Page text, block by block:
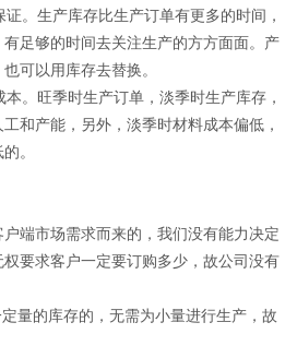
。生产库存比生产订单有更多的时间，
足够的时间去关注生产的方方面面。产
可以用库存去替换。
。旺季时生产订单，淡季时生产库存，
和产能，另外，淡季时材料成本偏低，
。
端市场需求而来的，我们没有能力决定
要求客户一定要订购多少，故公司没有
量的库存的，无需为小量进行生产，故